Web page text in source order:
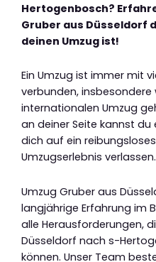
Hertogenbosch?
Gruber aus Düsseldorf
deinen Umzug ist!
Ein Umzug ist immer mit
verbunden, insbesondere
internationalen Umzug
an deiner Seite kannst
dich auf ein
Umzugserlebnis verlassen.
Umzug Gruber aus
langjährige Erfahrung im
alle Herausforderungen,
Düsseldorf nach s-
können. Unser Team